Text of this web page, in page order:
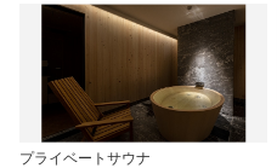
プライベートサウナ